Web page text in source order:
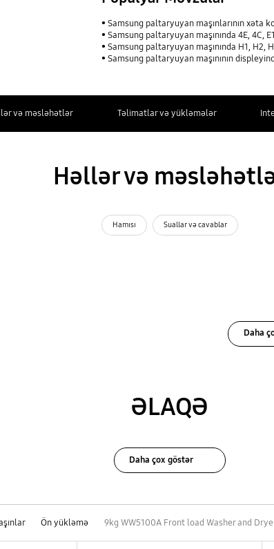
Samsung paltaryuyan maşınlarının xəta
Samsung paltaryuyan maşınında 4E, 4C,
Samsung paltaryuyan maşınında H1, H2,
Samsung paltaryuyan maşınının
və məsləhətlər Təlimatlar və yükləmələr
Həllər və
Hamısı Suallar və cavablar
Daha
ƏLAQƏ
Daha çox göstər
Ön yükləmə 9kg WW5100A Front load Washer and